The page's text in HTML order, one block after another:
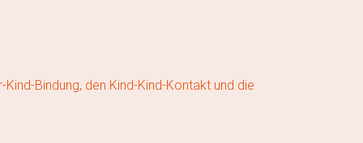
Bindung, den Kind-Kind-Kontakt und die